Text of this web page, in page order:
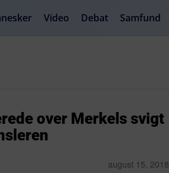
Video Debat Samfund
over Merkels svigt
august 15, 2018